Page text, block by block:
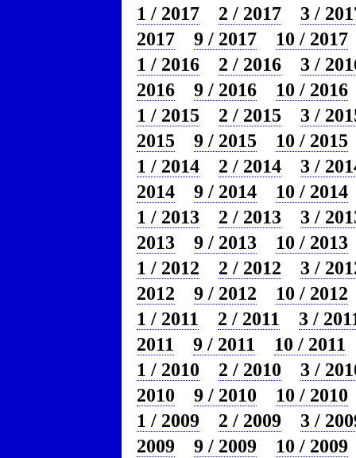
1 / 2017
2 / 2017
3 /
2017
9 / 2017
10 / 2017
1 / 2016
2 / 2016
3 /
2016
9 / 2016
10 / 2016
1 / 2015
2 / 2015
3 /
2015
9 / 2015
10 / 2015
1 / 2014
2 / 2014
3 /
2014
9 / 2014
10 / 2014
1 / 2013
2 / 2013
3 /
2013
9 / 2013
10 / 2013
1 / 2012
2 / 2012
3 /
2012
9 / 2012
10 / 2012
1 / 2011
2 / 2011
3 /
2011
9 / 2011
10 / 2011
1 / 2010
2 / 2010
3 /
2010
9 / 2010
10 / 2010
1 / 2009
2 / 2009
3 /
2009
9 / 2009
10 / 2009